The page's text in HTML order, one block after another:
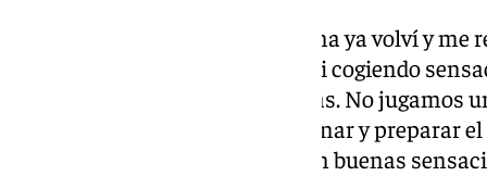
Estado físico: “La pasada semana ya volví y
algunos minutos en Girona y fui cogiendo
volver después de cinco semanas. No jugamos
tenido ahora tiempo para entrenar y preparar
de la BCL y ojalá lo hagamos con buenas